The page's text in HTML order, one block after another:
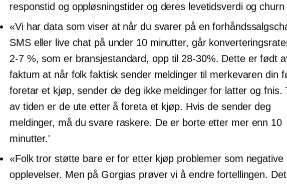
responstid og oppløsningstider og deres levetidsverdi og churn
«Vi har data som viser at når du svarer på en
SMS eller live chat på under 10 minutter, går
2-7 %, som er bransjestandard, opp til 28-30%. Dette er født
faktum at når folk faktisk sender meldinger til merkevaren din
foretar et kjøp, sender de deg ikke meldinger for latter og fnis.
av tiden er de ute etter å foreta et kjøp. Hvis de sender deg
meldinger, må du svare raskere. De er borte etter mer enn 10
minutter.'
«Folk tror støtte bare er for etter kjøp problemer som negative
opplevelser. Men på Gorgias prøver vi å endre fortellingen.